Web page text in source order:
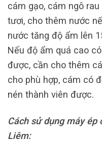
cám gạo, cám ngô
tươi, cho thêm nước
nước tăng độ ẩm lên
Nếu độ ẩm quá cao
được, cần cho thêm
cho phù hợp, cám có
nén thành viên được.
Cách sử dụng máy ép
Liêm: